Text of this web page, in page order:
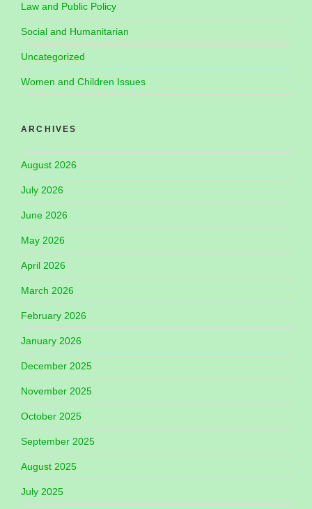
Law and Public Policy
Social and Humanitarian
Uncategorized
Women and Children Issues
ARCHIVES
August 2026
July 2026
June 2026
May 2026
April 2026
March 2026
February 2026
January 2026
December 2025
November 2025
October 2025
September 2025
August 2025
July 2025